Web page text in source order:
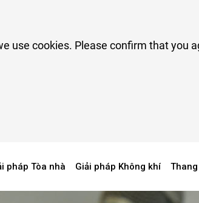
use cookies. Please confirm that you
pháp Tòa nhà Giải pháp Không khí
tức &